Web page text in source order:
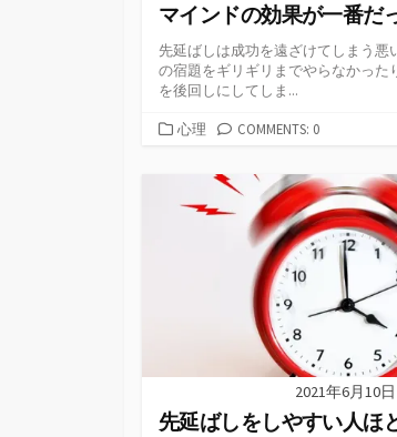
マインドの効果が一番だ
先延ばしは成功を遠ざけてしまう悪
の宿題をギリギリまでやらなかった
を後回しにしてしま...
カ心理 COMMENTS: 0
2021年6月10日
先延ばしをしやすい人ほ